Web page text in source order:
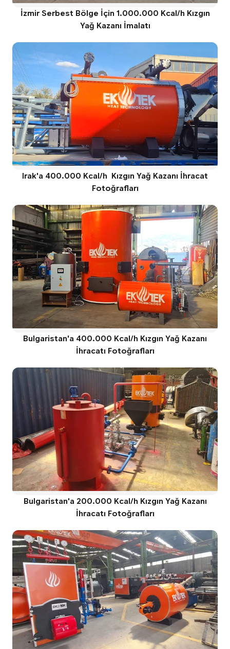
İzmir Serbest Bölge İçin 1.000.000 Kcal/h Kızgın
Yağ Kazanı İmalatı
Irak'a 400.000 Kcal/h Kızgın Yağ Kazanı İhracat
Fotoğrafları
Bulgaristan'a 400.000 Kcal/h Kızgın Yağ Kazanı
İhracatı Fotoğrafları
Bulgaristan'a 200.000 Kcal/h Kızgın Yağ Kazanı
İhracatı Fotoğrafları